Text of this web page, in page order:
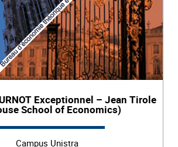
Exceptionnel – Jean Tirole
School of Economics)
Campus Unistra